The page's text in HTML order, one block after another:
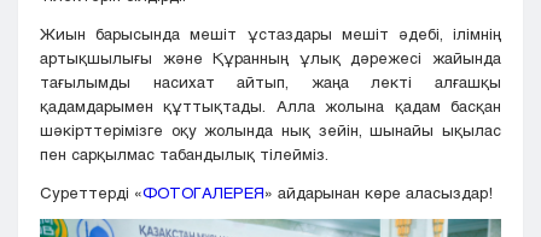
Жиын барысында мешіт ұстаздары мешіт әдебі, ілімнің
артықшылығы және Құранның ұлық дәрежесі жайында
тағылымды насихат айтып, жаңа лекті алғашқы
қадамдарымен құттықтады. Алла жолына қадам басқан
шәкірттерімізге оқу жолында нық зейін, шынайы ықылас
пен сарқылмас табандылық тілейміз.
Суреттерді «ФОТОГАЛЕРЕЯ» айдарынан көре аласыздар!